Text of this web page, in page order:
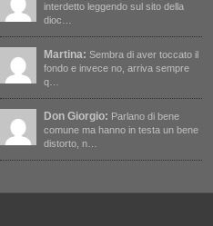
interdetto leggendo sul sito della
dioc…
Martina: Sembra di aver toccato il
fondo e invece no, arriva sempre
q…
Don Giorgio: Parlano di bene
comune ma hanno in testa un bene
distorto, n…